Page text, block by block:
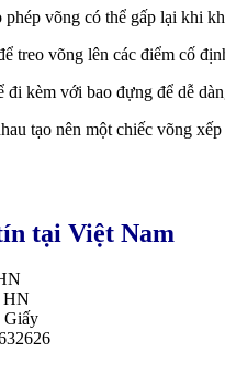
võng có thể gấp lại khi
treo võng lên các điểm cố
đi kèm với bao đựng để dễ
tạo nên một chiếc võng
tại Việt Nam
HN
Giấy